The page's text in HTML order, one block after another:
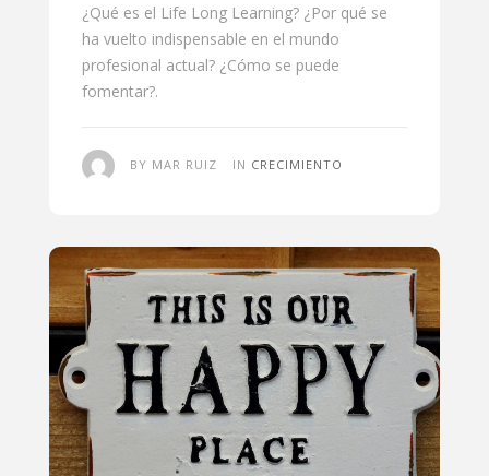
¿Qué es el Life Long Learning? ¿Por qué se
ha vuelto indispensable en el mundo
profesional actual? ¿Cómo se puede
fomentar?.
BY MAR RUIZ IN CRECIMIENTO